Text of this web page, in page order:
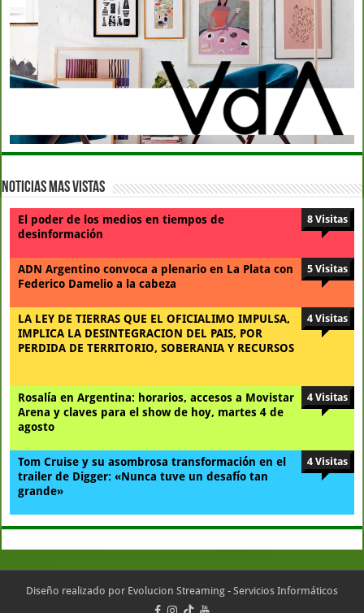
Noticias Mas Vistas
El poder de los medios en tiempos de
desinformación
8 Visitas
ADN Argentino convoca a plenario en La Plata con
Federico Damelio a la cabeza
5 Visitas
LA LEY DE TIERRAS QUE EL OFICIALIMO IMPULSA,
IMPLICA LA DESINTEGRACION DEL PAIS, POR
PERDIDA DE TERRITORIO, SOBERANIA Y RECURSOS
4 Visitas
Rosalía en Argentina: horarios, accesos a Movistar
Arena y claves para el show de hoy, martes 4 de
agosto
4 Visitas
Tom Cruise y su asombrosa transformación en el
trailer de Digger: «Nunca tuve un desafío tan
grande»
4 Visitas
Diseño realizado por Evolucion Streaming - Servicios Informáticos